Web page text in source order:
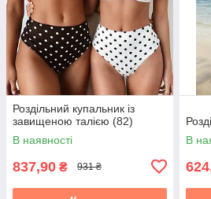
Роздільний купальник із
завищеною талією (82)
В наявності
837,90 ₴ 931 ₴
В